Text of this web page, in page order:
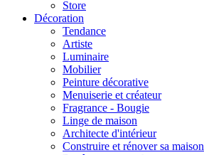
Store
Décoration
Tendance
Artiste
Luminaire
Mobilier
Peinture décorative
Menuiserie et créateur
Fragrance - Bougie
Linge de maison
Architecte d'intérieur
Construire et rénover sa maison